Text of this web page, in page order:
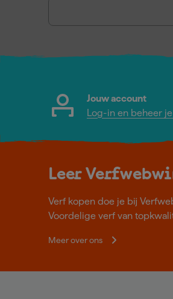
Jouw account
Log-in en beheer
Leer
Verf kopen doe je bij
Voordelige verf van
Meer over ons